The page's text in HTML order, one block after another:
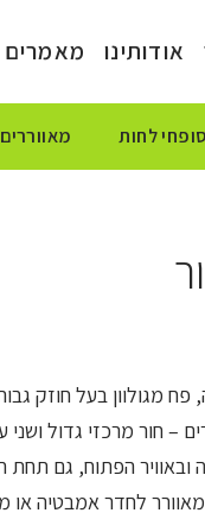
אודותינו מאמרים
סופחי לחות מאווררים
– חור מרכזי גדול ושני
הפתוח, גם
לחדר אמבטיה או